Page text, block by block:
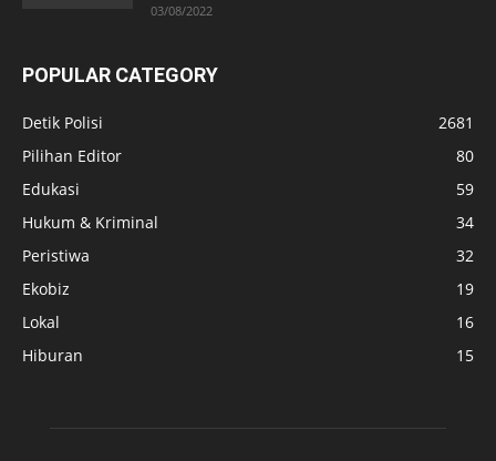
03/08/2022
POPULAR CATEGORY
Detik Polisi
2681
Pilihan Editor
80
Edukasi
59
Hukum & Kriminal
34
Peristiwa
32
Ekobiz
19
Lokal
16
Hiburan
15